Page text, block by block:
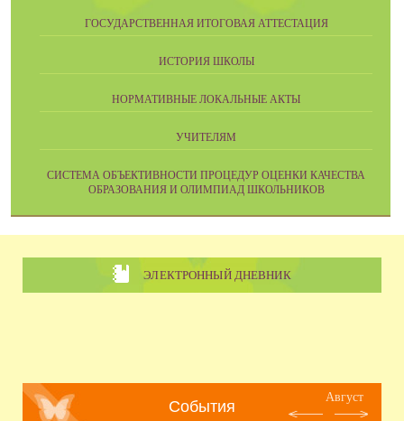
ГОСУДАРСТВЕННАЯ ИТОГОВАЯ АТТЕСТАЦИЯ
ИСТОРИЯ ШКОЛЫ
НОРМАТИВНЫЕ ЛОКАЛЬНЫЕ АКТЫ
УЧИТЕЛЯМ
CИСТЕМА ОБЪЕКТИВНОСТИ ПРОЦЕДУР ОЦЕНКИ КАЧЕСТВА
ОБРАЗОВАНИЯ И ОЛИМПИАД ШКОЛЬНИКОВ
ЭЛЕКТРОННЫЙ ДНЕВНИК
События
Август